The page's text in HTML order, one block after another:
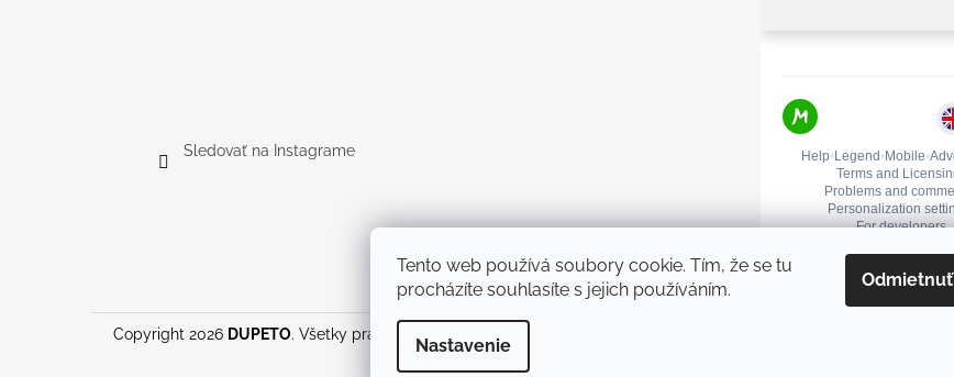
Tento web používá soubory cookie. Tím, že se tu
procházíte souhlasíte s jejich používáním.
Nastavenie
Odmietnuť
Sledovať na Instagrame
Copyright 2026 DUPETO. Všetky práva vyhradené. Upraviť nastavenie cookies